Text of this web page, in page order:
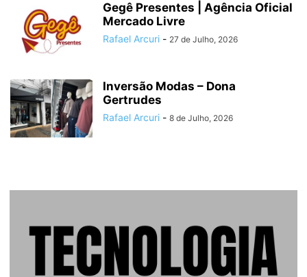
Gegê Presentes | Agência Oficial
Mercado Livre
Rafael Arcuri - 27 de Julho, 2026
Inversão Modas – Dona
Gertrudes
Rafael Arcuri - 8 de Julho, 2026